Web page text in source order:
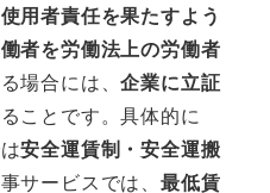
用者責任を果たすよう
者を労働法上の労働者
場合には、企業に立証
ことです。具体的に
安全運賃制・安全運搬
サービスでは、 最低賃